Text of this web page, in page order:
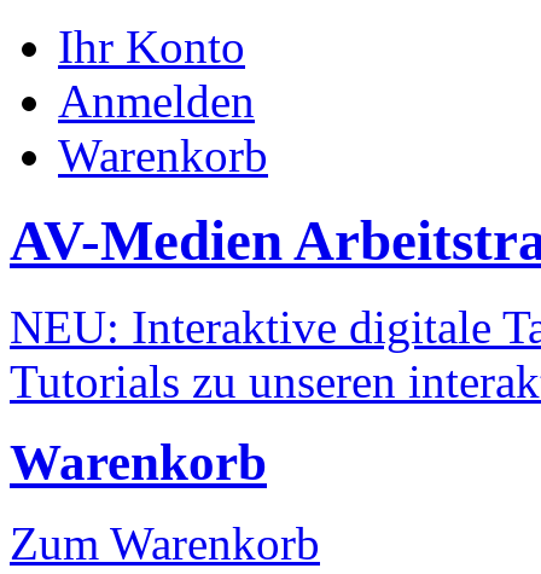
Ihr Konto
Anmelden
Warenkorb
AV-Medien
NEU: Interaktive digitale
Tutorials zu unseren
Warenkorb
Zum Warenkorb